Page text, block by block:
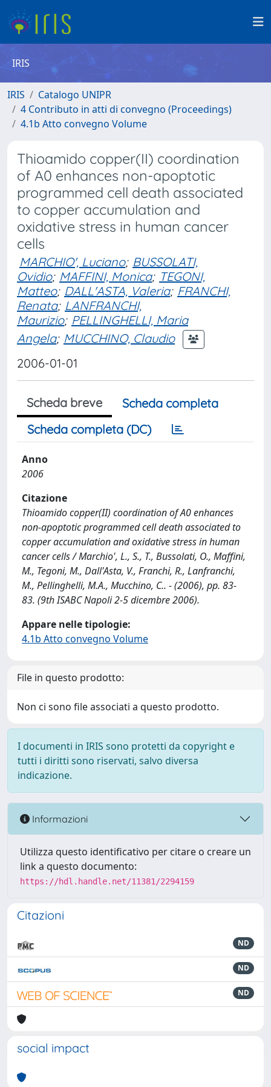
IRIS
IRIS
Catalogo UNIPR
4 Contributo in atti di convegno (Proceedings)
4.1b Atto convegno Volume
Thioamido copper(II) coordination
of A0 enhances non-apoptotic
programmed cell death associated
to copper accumulation and
oxidative stress in human cancer
cells
MARCHIO', Luciano; BUSSOLATI,
Ovidio; MAFFINI, Monica; TEGONI,
Matteo; DALL'ASTA, Valeria; FRANCHI,
Renata; LANFRANCHI,
Maurizio; PELLINGHELLI, Maria
Angela; MUCCHINO, Claudio
2006-01-01
Scheda breve
Scheda completa
Scheda completa (DC)
Anno
2006
Citazione
Thioamido copper(II) coordination of A0 enhances
non-apoptotic programmed cell death associated to
copper accumulation and oxidative stress in human
cancer cells / Marchio', L., S., T., Bussolati, O., Maffini,
M., Tegoni, M., Dall'Asta, V., Franchi, R., Lanfranchi,
M., Pellinghelli, M.A., Mucchino, C.. - (2006), pp. 83-
83. (9th ISABC Napoli 2-5 dicembre 2006).
Appare nelle tipologie:
4.1b Atto convegno Volume
File in questo prodotto:
Non ci sono file associati a questo prodotto.
I documenti in IRIS sono protetti da copyright e
tutti i diritti sono riservati, salvo diversa
indicazione.
Informazioni
Utilizza questo identificativo per citare o creare un
link a questo documento:
https://hdl.handle.net/11381/2294159
Citazioni
ND
ND
ND
social impact